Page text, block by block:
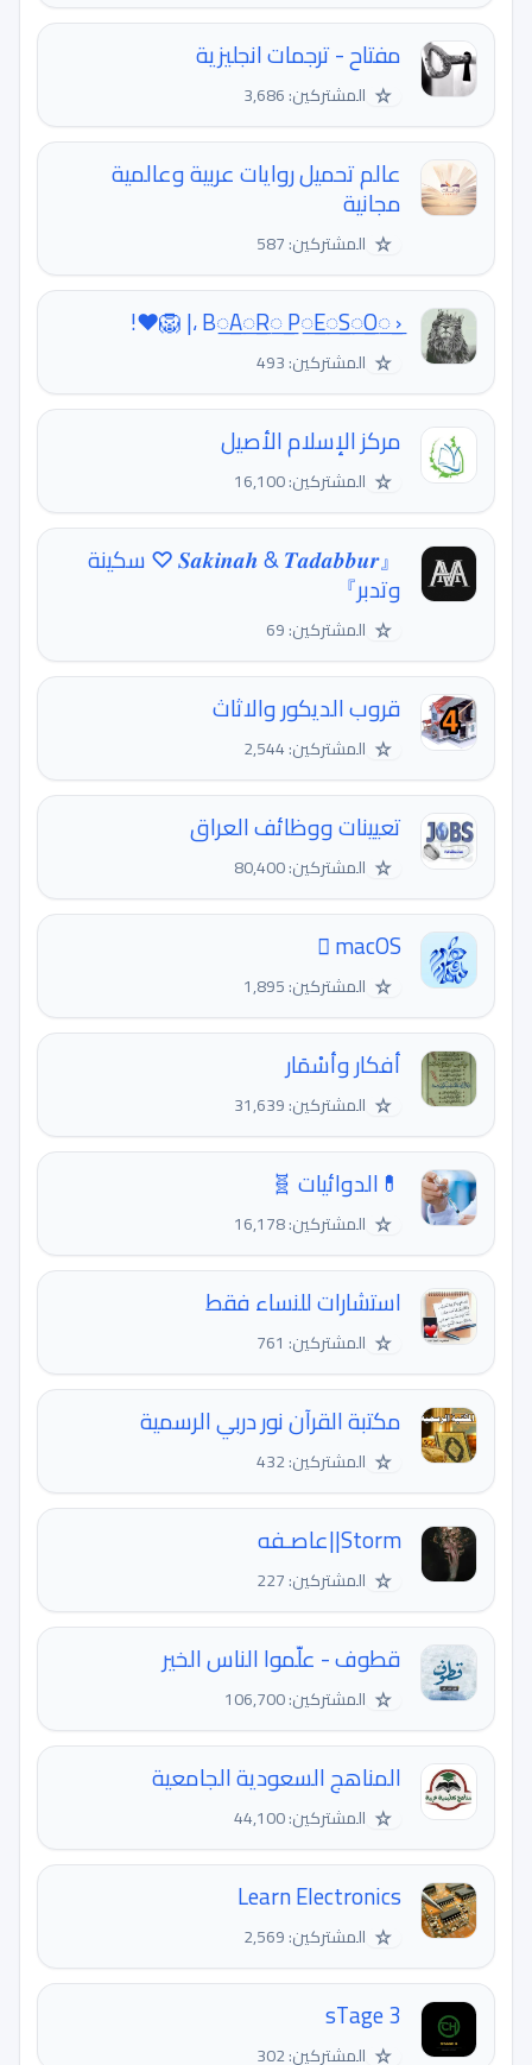
مفتاح - ترجمات انجليزية
☆ المشتركين: 3,686
عالم تحميل روايات عربية وعالمية
مجانية
☆ المشتركين: 587
‹ B꯭A꯭R꯭ P꯭E꯭S꯭O꯭ ،| 🦁❤️!
☆ المشتركين: 493
مركز الإسلام الأصيل
☆ المشتركين: 16,100
『𝑺𝒂𝒌𝒊𝒏𝒂𝒉 & 𝑻𝒂𝒅𝒂𝒃𝒃𝒖𝒓 ♡ سكينة
وتدبر』
☆ المشتركين: 69
قروب الديكور والاثاث
☆ المشتركين: 2,544
تعيينات ووظائف العراق
☆ المشتركين: 80,400
 macOS
☆ المشتركين: 1,895
أفكار وأسْمَار
☆ المشتركين: 31,639
💊الدوائيات 🧬
☆ المشتركين: 16,178
استشارات للنساء فقط
☆ المشتركين: 761
مكتبة القرآن نور دربي الرسمية
☆ المشتركين: 432
Storm||عاصـفه
☆ المشتركين: 227
قطوف - علّموا الناس الخير
☆ المشتركين: 106,700
المناهج السعودية الجامعية
☆ المشتركين: 44,100
Learn Electronics
☆ المشتركين: 2,569
sTage 3
☆ المشتركين: 302